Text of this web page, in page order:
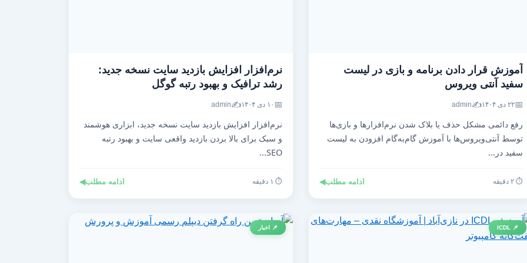
آموزش قرار دادن برنامه و بازی در لیست
سفید آنتی‌ ویروس
📅۲۲ دی ۱۴۰۴ ✍️
admin
رفع دائمی مشکل حذف یا بلاک شدن نرم‌افزارها و بازی‌ها
توسط آنتی‌ویروس‌ها با آموزش گام‌به‌گام افزودن به لیست
سفید در...
⏱️ ۲ دقیقه ادامه مطلب◀
نرم‌افزار افزایش بازدید سایت نسخه جدید:
رشد ترافیک و بهبود رتبه گوگل
📅 ۱۰ دی ۱۴۰۴ ✍️
admin
نرم‌افزار افزایش بازدید سایت نسخه جدید، ابزاری هوشمند
و سبک برای بالا بردن بازدید واقعی سایت و بهبود رتبه
SEO...
⏱️ ۱ دقیقه ادامه مطلب◀
📌 ICDL 📌 اخبار